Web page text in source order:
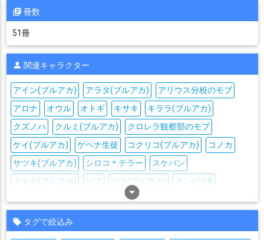
冊数
51冊
関連キャラクター
arrow_drop_down_circle
アイン(ブルアカ) アラタ(ブルアカ)
アリウス分校のモブ
アロナ
オウル オトギ キサキ
キララ(ブルアカ)
クズノハ
クルミ(ブルアカ)
クロレラ観察部のモブ
ケイ(ブルアカ)
ゲヘナ生徒 コクリコ(ブルアカ)
コノカ
サツキ(ブルアカ)
シロコ＊テラー
スケバン
スモモ(ブルアカ)
ソフ ソラ(ブルアカ)
チンピラB
ティーパーティーのモブ
トリニティ生徒
ニコ(ブルアカ)
ニヤニヤ教授
タグで絞込み